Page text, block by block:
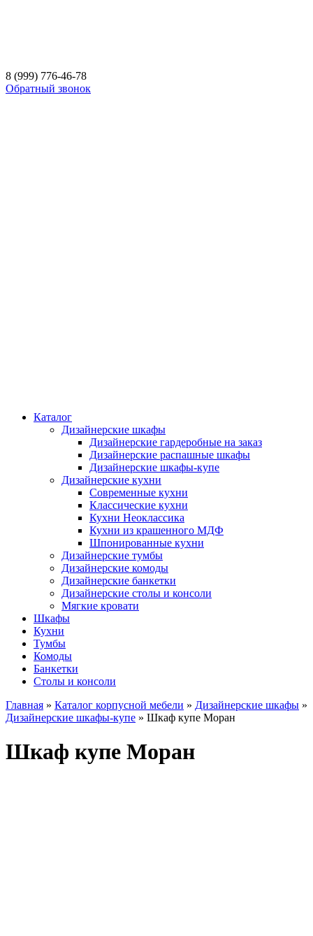
8 (999) 776-46-78
Обратный звонок
Каталог
Дизайнерские шкафы
Дизайнерские гардеробные на заказ
Дизайнерские распашные шкафы
Дизайнерские шкафы-купе
Дизайнерские кухни
Современные кухни
Классические кухни
Кухни Неоклассика
Кухни из крашенного МДФ
Шпонированные кухни
Дизайнерские тумбы
Дизайнерские комоды
Дизайнерские банкетки
Дизайнерские столы и консоли
Мягкие кровати
Шкафы
Кухни
Тумбы
Комоды
Банкетки
Столы и консоли
Главная » Каталог корпусной мебели » Дизайнерские шкафы »
Дизайнерские шкафы-купе » Шкаф купе Моран
Шкаф купе Моран